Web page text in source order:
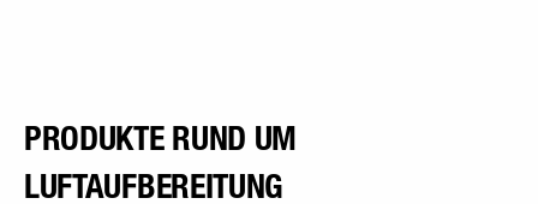
PRODUKTE RUND UM
LUFTAUFBEREITUNG